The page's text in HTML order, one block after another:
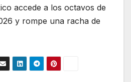
accede a los octavos de
y rompe una racha de